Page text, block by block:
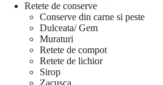
Retete de conserve
Conserve din carne si peste
Dulceata/ Gem
Muraturi
Retete de compot
Retete de lichior
Sirop
Zacusca